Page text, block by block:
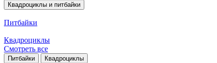
Квадроциклы и питбайки
Питбайки
Квадроциклы
Смотреть все
Питбайки Квадроциклы